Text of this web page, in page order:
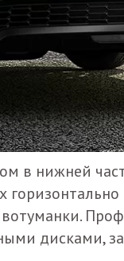
в нижней
дисками,